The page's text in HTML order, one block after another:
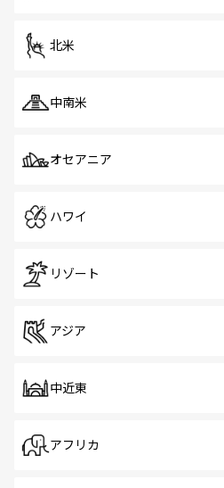
北米
中南米
オセアニア
ハワイ
リゾート
アジア
中近東
アフリカ